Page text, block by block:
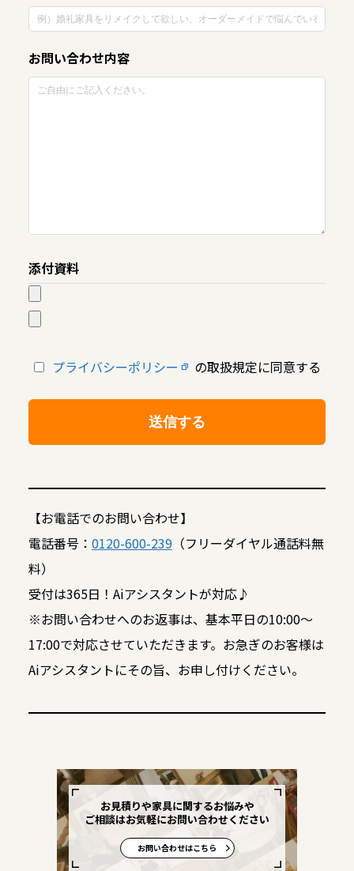
お問い合わせ内容
添付資料
プライバシーポリシー の取扱規定に同意する
【お電話でのお問い合わせ】
電話番号： 0120-600-239（フリーダイヤル通話料無
料）
受付は365日！Aiアシスタントが対応♪
※お問い合わせへのお返事は、基本平日の10:00～
17:00で対応させていただきます。お急ぎのお客様は
Aiアシスタントにその旨、お申し付けください。
お見積りや家具に関するお悩みや
ご相談はお気軽にお問い合わせください
お問い合わせはこちら